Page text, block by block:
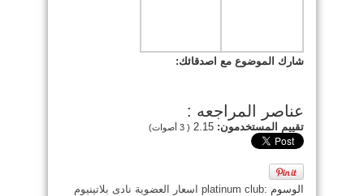
شارك الموضوع مع اصدقائك:
عناصر المراجعه :
تقييم المستخدمون: 2.15
(
3 أصوات)
الوسوم :platinum club اسعار العضوية نادى بلاتينيوم